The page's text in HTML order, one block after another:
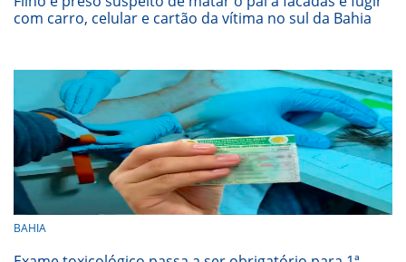
com carro, celular e cartão da vítima no sul da Bahia
BAHIA